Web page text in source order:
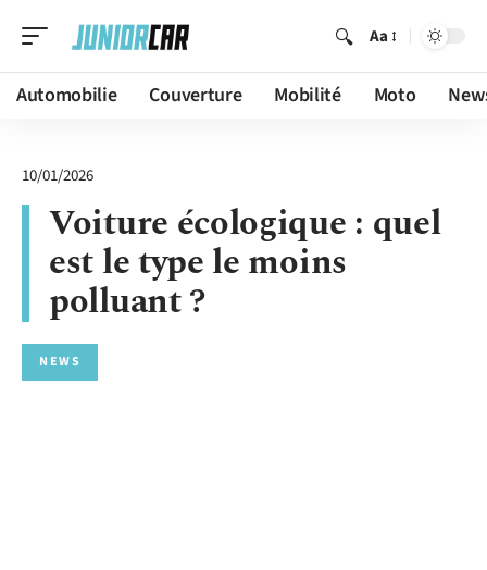
Aa
Automobilie Couverture Mobilité Moto
10/01/2026
Voiture écologique : quel
est le type le moins
polluant ?
NEWS